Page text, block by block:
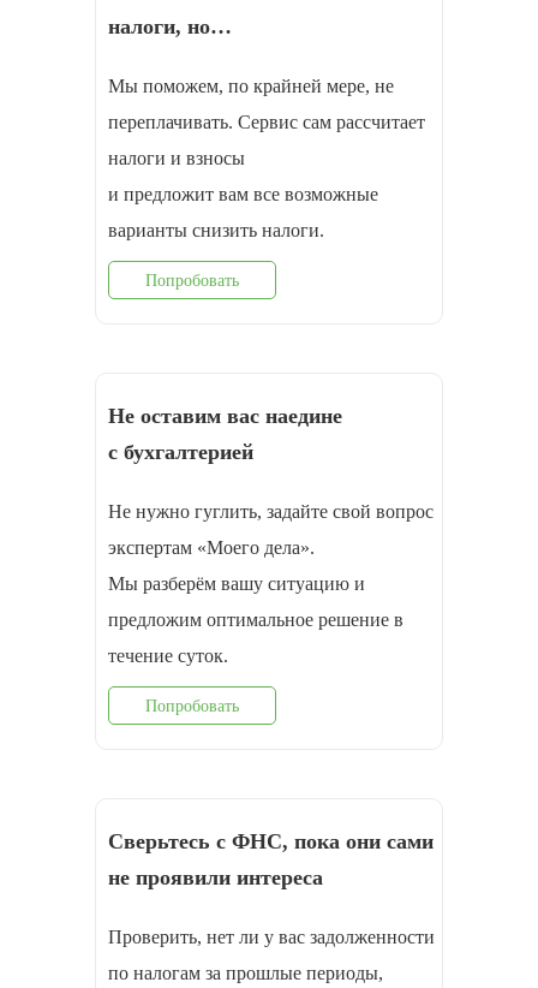
налоги, но…
Мы поможем, по крайней мере, не
переплачивать. Сервис сам рассчитает
налоги и взносы
и предложит вам все возможные
варианты снизить налоги.
Попробовать
Не оставим вас наедине
с бухгалтерией
Не нужно гуглить, задайте свой вопрос
экспертам «Моего дела».
Мы разберём вашу ситуацию и
предложим оптимальное решение в
течение суток.
Попробовать
Сверьтесь с ФНС, пока они сами
не проявили интереса
Проверить, нет ли у вас задолженности
по налогам за прошлые периоды,